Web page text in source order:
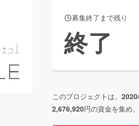
ya
募集終了まで残り
終了
このプロジェクトは、
2,676,920円の資金を集め、